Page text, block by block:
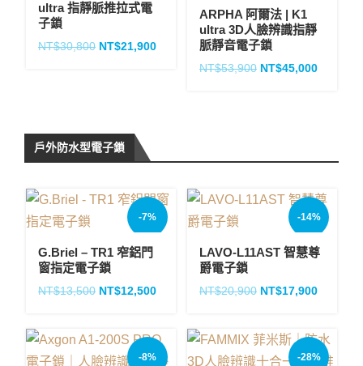
ultra 指靜脈推拉式電
子鎖
NT$30,800 NT$21,900
ARPHA 阿爾法 | K1
ultra 3D人臉辨識指靜
脈靜音電子鎖
NT$53,900 NT$45,000
戶外防水型電子鎖
-7%
G.Briel – TR1 窄鋁門
窗指定電子鎖
NT$13,500 NT$12,500
-14%
LAVO-L11AST 智慧尊
爵電子鎖
NT$20,900 NT$17,900
-8% -28%